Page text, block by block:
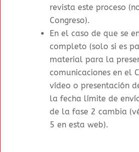
revista este proceso
Congreso).
En el caso de que se
completo (solo si es
material para la
comunicaciones en el
vídeo o presentación
la fecha límite de
de la fase 2 cambia
5 en esta web).